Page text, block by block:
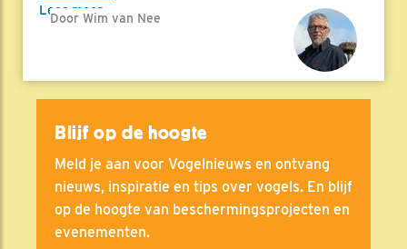
Lees meer
Door Wim van Nee
Blijf op de hoogte
Meld je aan voor Vogelnieuws en ontvang
nieuws, inspiratie en tips over vogels. En blijf
op de hoogte van beschermingsprojecten en
evenementen.